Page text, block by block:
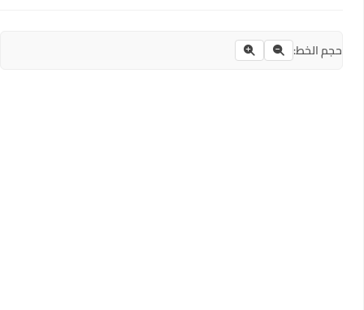
حجم الخط: